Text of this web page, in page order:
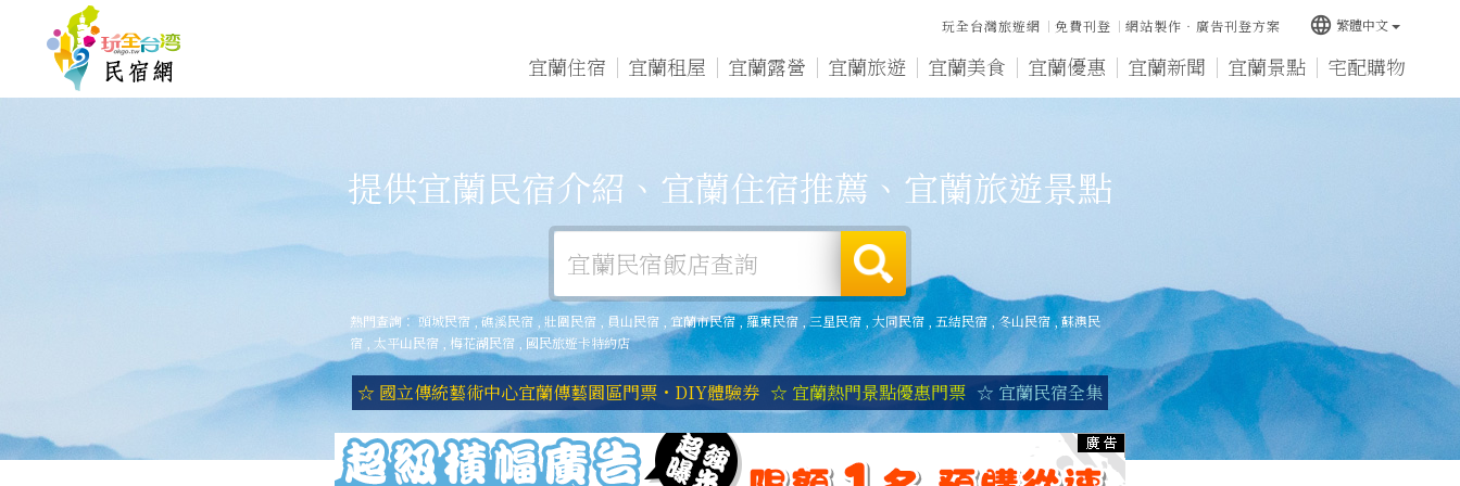
宜蘭住宿 宜蘭租屋 宜蘭露營 宜蘭旅遊 宜蘭美食 宜蘭優惠 宜蘭新聞 宜蘭景點 宅配購物
玩全台灣旅遊網 免費刊登 網站製作‧廣告刊登方案 language 繁體中文
提供宜蘭民宿介紹、宜蘭住宿推薦、宜蘭旅遊景點
熱門查詢：頭城民宿,礁溪民宿 壯圍民宿 員山民宿 宜蘭市民宿,羅東民宿 ,三星民宿 大同民宿 五結民宿 ,冬山民宿,蘇澳民
宿
太平山民宿 梅花湖民宿 國民旅遊卡特約店
☆ 國立傳統藝術中心宜蘭傳藝園區門票・DIY體驗券 ☆ 宜蘭熱門景點優惠門票 ☆ 宜蘭民宿全集